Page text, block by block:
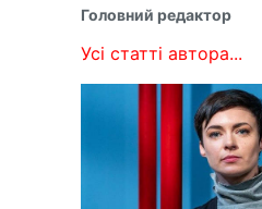
Головний редактор
Усі статті автора...